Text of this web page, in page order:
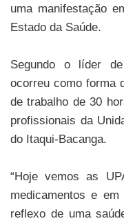
uma manifestação
Estado da Saúde.
Segundo o líder
ocorreu como forma
de trabalho de 30
profissionais da
do Itaqui-Bacanga.
“Hoje vemos as
medicamentos e
reflexo de uma